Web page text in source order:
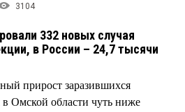
3104
332 новых случая
в России – 24,7 тысячи
прирост заразившихся
в Омской области чуть ниже